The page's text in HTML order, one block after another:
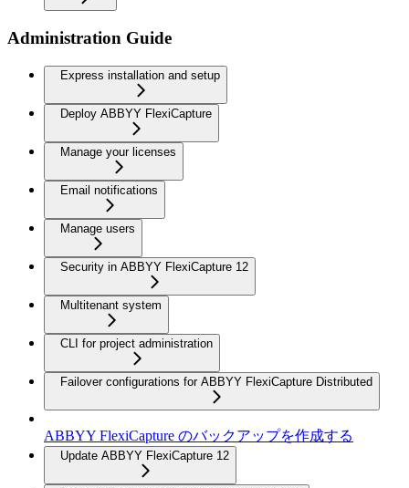
Administration Guide
Express installation and setup
Deploy ABBYY FlexiCapture
Manage your licenses
Email notifications
Manage users
Security in ABBYY FlexiCapture 12
Multitenant system
CLI for project administration
Failover configurations for ABBYY FlexiCapture Distributed
ABBYY FlexiCapture のバックアップを作成する
Update ABBYY FlexiCapture 12